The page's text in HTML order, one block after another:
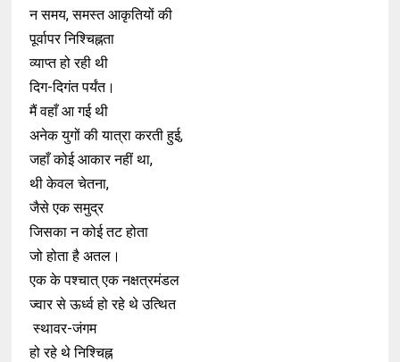
न समय, समस्त आकृतियों की
पूर्वापर निश्चिह्नता
व्याप्त हो रही थी
दिग-दिगंत पर्यंत।
मैं वहाँ आ गई थी
अनेक युगों की यात्रा करती हुई,
जहाँ कोई आकार नहीं था,
थी केवल चेतना,
जैसे एक समुद्र
जिसका न कोई तट होता
जो होता है अतल।
एक के पश्चात् एक नक्षत्रमंडल
ज्वार से ऊर्ध्व हो रहे थे उत्थित
स्थावर-जंगम
हो रहे थे निश्चिह्न